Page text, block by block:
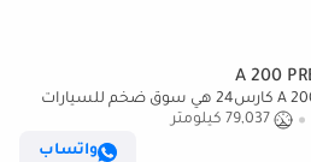
مرسيدس بنز A 200 PREMIUM PLUS كارس24 هي سوق ضخم للسيارات
المستعملة موثوق ومضمون ٪كارس24 هي سوق ضخم للسيارات
79,037 كيلومتر
واتساب